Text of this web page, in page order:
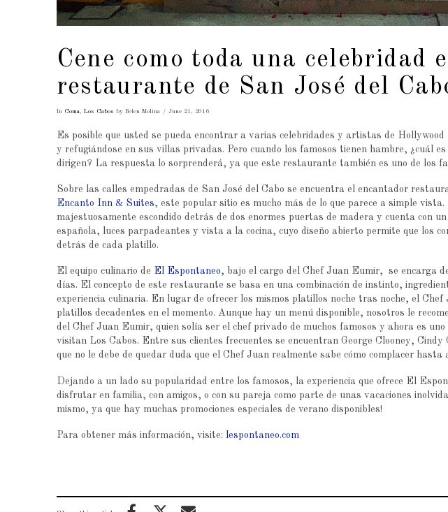
Cene como toda una celebridad
restaurante de San José del
In Coma, Los Cabos by Belen Molina June 21, 2016
Es posible que usted se pueda encontrar a varias celebridades y artistas de
y refugiándose en sus villas privadas. Pero cuando los famosos tienen hambre, ¿cuál
dirigen? La respuesta lo sorprenderá, ya que este restaurante también es uno de los
Sobre las calles empedradas de San José del Cabo se encuentra el encantador
Encanto Inn & Suites, este popular sitio es mucho más de lo que parece a simple
majestuosamente escondido detrás de dos enormes puertas de madera y cuenta con
española, luces parpadeantes y vista a la cocina, cuyo diseño abierto permite que los
detrás de cada platillo.
El equipo culinario de El Espontaneo, bajo el cargo del Chef Juan Eumir, se encarga
días. El concepto de este restaurante se basa en una combinación de instinto,
experiencia culinaria. En lugar de ofrecer los mismos platillos noche tras noche, el
platillos decadentes en el momento. Aunque hay un menú disponible, nosotros le
del Chef Juan Eumir, quien solía ser el chef privado de muchos famosos y ahora es
visitan Los Cabos. Entre sus clientes frecuentes se encuentran George Clooney,
que no le debe de quedar duda que el Chef Juan realmente sabe cómo complacer hasta
Dejando a un lado su popularidad entre los famosos, la experiencia que ofrece El
disfrutar en familia, con amigos, o con su pareja como parte de unas vacaciones
mismo, ya que hay muchas promociones especiales de verano disponibles!
Para obtener más información, visite: lespontaneo.com